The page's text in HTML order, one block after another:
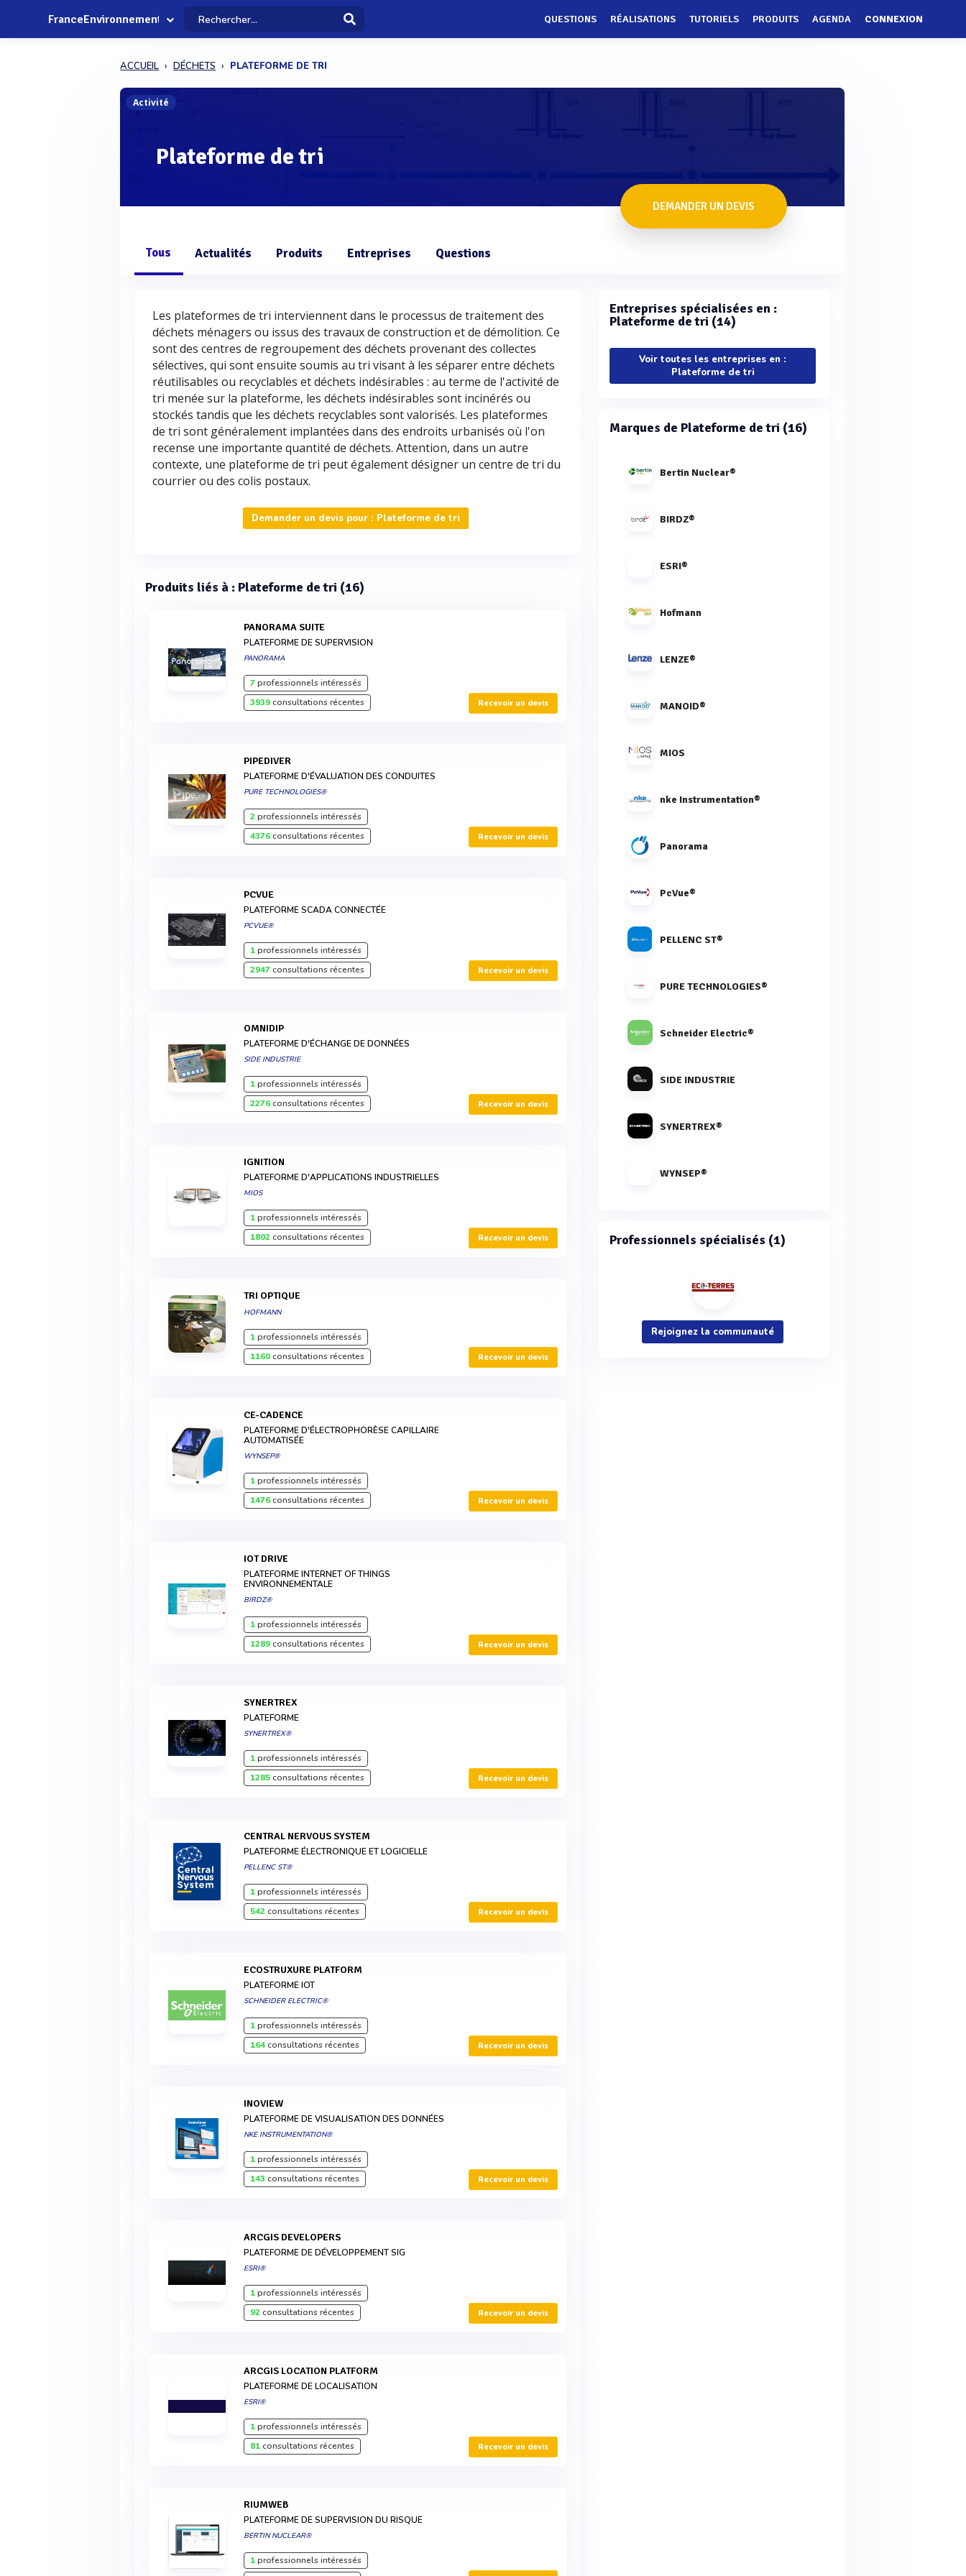
FranceEnvironnement QUESTIONS RÉALISATIONS TUTORIELS PRODUITS AGENDA CONNEXION
ACCUEIL DÉCHETS PLATEFORME DE TRI
Activité
Plateforme de tri
DEMANDER UN DEVIS
Tous Actualités Produits Entreprises Questions
Les plateformes de tri interviennent dans le processus de traitement des
déchets ménagers ou issus des travaux de construction et de démolition. Ce
sont des centres de regroupement des déchets provenant des collectes
sélectives, qui sont ensuite soumis au tri visant à les séparer entre déchets
réutilisables ou recyclables et déchets indésirables : au terme de l'activité de
tri menée sur la plateforme, les déchets indésirables sont incinérés ou
stockés tandis que les déchets recyclables sont valorisés. Les plateformes
de tri sont généralement implantées dans des endroits urbanisés où l'on
recense une importante quantité de déchets. Attention, dans un autre
contexte, une plateforme de tri peut également désigner un centre de tri du
courrier ou des colis postaux.
Demander un devis pour : Plateforme de tri
Produits liés à : Plateforme de tri (16)
PANORAMA SUITE
PLATEFORME DE SUPERVISION
PANORAMA
7professionnels intéressés
3939consultations récentes Recevoir un devis
PIPEDIVER
PLATEFORME D'ÉVALUATION DES CONDUITES
PURE TECHNOLOGIES®
2professionnels intéressés
4376consultations récentes Recevoir un devis
PCVUE
PLATEFORME SCADA CONNECTÉE
PCVUE®
1professionnels intéressés
2947consultations récentes Recevoir un devis
OMNIDIP
PLATEFORME D'ÉCHANGE DE DONNÉES
SIDE INDUSTRIE
1professionnels intéressés
2276consultations récentes Recevoir un devis
IGNITION
PLATEFORME D'APPLICATIONS INDUSTRIELLES
MIOS
1professionnels intéressés
1802consultations récentes Recevoir un devis
TRI OPTIQUE
HOFMANN
1professionnels intéressés
1160consultations récentes Recevoir un devis
CE-CADENCE
PLATEFORME D'ÉLECTROPHORÈSE CAPILLAIRE
AUTOMATISÉE
WYNSEP®
1professionnels intéressés
1476consultations récentes Recevoir un devis
IOT DRIVE
PLATEFORME INTERNET OF THINGS
ENVIRONNEMENTALE
BIRDZ®
1professionnels intéressés
1289consultations récentes Recevoir un devis
SYNERTREX
PLATEFORME
SYNERTREX®
1professionnels intéressés
1285consultations récentes Recevoir un devis
CENTRAL NERVOUS SYSTEM
PLATEFORME ÉLECTRONIQUE ET LOGICIELLE
PELLENC ST®
1professionnels intéressés
542consultations récentes Recevoir un devis
ECOSTRUXURE PLATFORM
PLATEFORME IOT
SCHNEIDER ELECTRIC®
1professionnels intéressés
164consultations récentes Recevoir un devis
INOVIEW
PLATEFORME DE VISUALISATION DES DONNÉES
NKE INSTRUMENTATION®
1professionnels intéressés
143 consultations récentes Recevoir un devis
ARCGIS DEVELOPERS
PLATEFORME DE DÉVELOPPEMENT SIG
ESRI®
1professionnels intéressés
92consultations récentes Recevoir un devis
ARCGIS LOCATION PLATFORM
PLATEFORME DE LOCALISATION
ESRI®
1professionnels intéressés
81consultations récentes Recevoir un devis
RIUMWEB
PLATEFORME DE SUPERVISION DU RISQUE
BERTIN NUCLEAR®
1professionnels intéressés
Entreprises spécialisées en :
Plateforme de tri (14)
Voir toutes les entreprises en :
Plateforme de tri
Marques de Plateforme de tri (16)
Bertin Nuclear®
BIRDZ®
ESRI®
Hofmann
LENZE®
MANOID®
MIOS
nke Instrumentation®
Panorama
PcVue®
PELLENC ST®
PURE TECHNOLOGIES®
Schneider Electric®
SIDE INDUSTRIE
SYNERTREX®
WYNSEP®
Professionnels spécialisés (1)
Rejoignez la communauté